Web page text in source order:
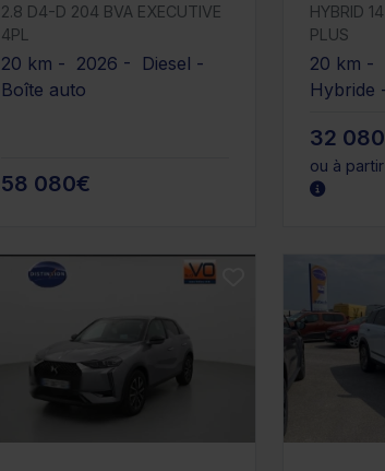
2.8 D4-D 204 BVA EXECUTIVE
4PL
20 km - 2026 - Diesel -
Boîte auto
58 080€
HYBRID
PLUS
20 km -
Hybride
32
ou à